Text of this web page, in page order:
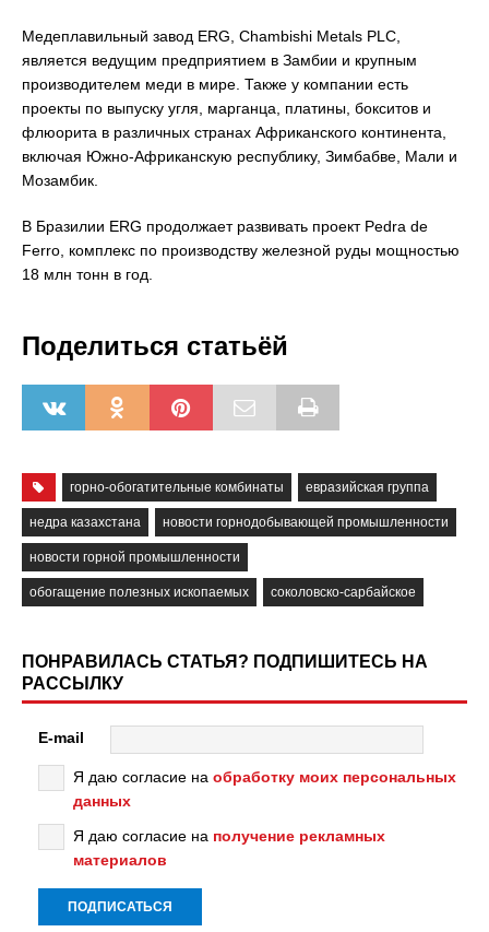
Медеплавильный завод ERG, Chambishi Metals PLC,
является ведущим предприятием в Замбии и крупным
производителем меди в мире. Также у компании есть
проекты по выпуску угля, марганца, платины, бокситов и
флюорита в различных странах Африканского континента,
включая Южно-Африканскую республику, Зимбабве, Мали и
Мозамбик.
В Бразилии ERG продолжает развивать проект Pedra de
Ferro, комплекс по производству железной руды мощностью
18 млн тонн в год.
Поделиться статьёй
горно-обогатительные комбинаты евразийская группа
недра казахстана новости горнодобывающей промышленности
новости горной промышленности
обогащение полезных ископаемых соколовско-сарбайское
ПОНРАВИЛАСЬ СТАТЬЯ? ПОДПИШИТЕСЬ НА
РАССЫЛКУ
E-mail
Я даю согласие на обработку моих персональных
данных
Я даю согласие на получение рекламных
материалов